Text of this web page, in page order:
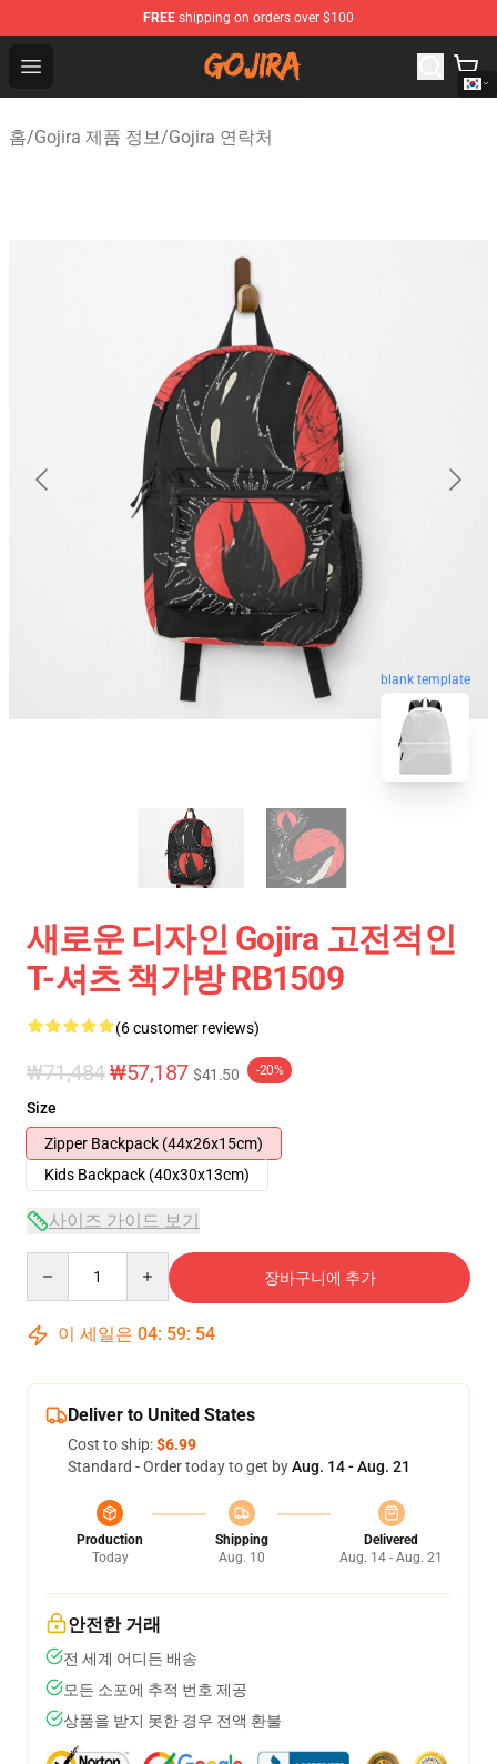
FREE shipping on orders over $100
Open menu
Gojira Shop - Official Gojira Merchandise Store
홈/Gojira 제품 정보/Gojira 연락처
blank template
새로운 디자인 Gojira 고전적인
T-셔츠 책가방 RB1509
(6 customer reviews)
₩71,484₩57,187 $41.50 -20%
Size
Zipper Backpack (44x26x15cm)
Kids Backpack (40x30x13cm)
사이즈 가이드 보기
장바구니에 추가
이 세일은 04: 59: 54
Deliver to United States
Cost to ship:$6.99
Standard - Order today to get byAug. 14 - Aug. 21
Production
Today
Shipping
Aug. 10
Delivered
Aug. 14 - Aug. 21
안전한 거래
전 세계 어디든 배송
모든 소포에 추적 번호 제공
상품을 받지 못한 경우 전액 환불